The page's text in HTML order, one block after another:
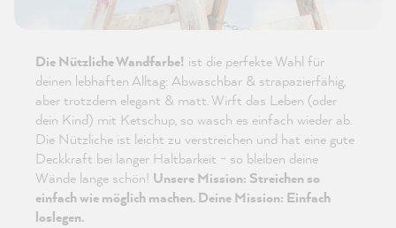
Die Nützliche Wandfarbe! ist die perfekte Wahl für
deinen lebhaften Alltag: Abwaschbar & strapazierfähig,
aber trotzdem elegant & matt. Wirft das Leben (oder
dein Kind) mit Ketschup, so wasch es einfach wieder ab.
Die Nützliche ist leicht zu verstreichen und hat eine gute
Deckkraft bei langer Haltbarkeit - so bleiben deine
Wände lange schön! Unsere Mission: Streichen so
einfach wie möglich machen. Deine Mission: Einfach
loslegen.